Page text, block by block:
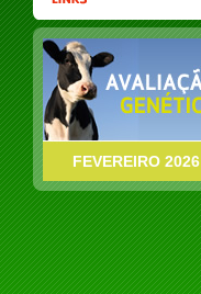
FEVEREIRO 2026